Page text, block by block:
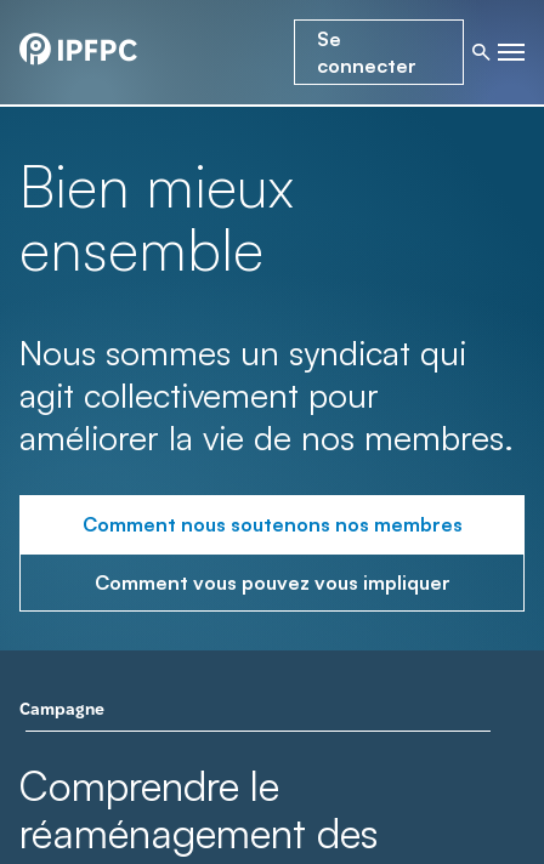
Se
connecter
Bien mieux
ensemble
Nous sommes un syndicat qui
agit collectivement pour
améliorer la vie de nos membres.
Comment nous soutenons nos membres
Comment vous pouvez vous impliquer
Campagne
Comprendre le
réaménagement des